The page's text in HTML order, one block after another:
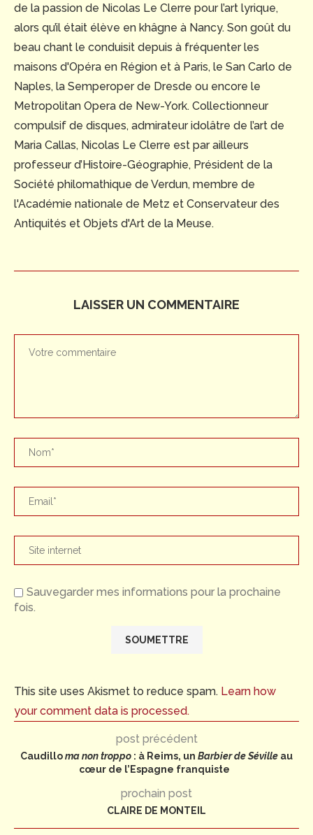
de la passion de Nicolas Le Clerre pour l’art lyrique,
alors qu’il était élève en khâgne à Nancy. Son goût du
beau chant le conduisit depuis à fréquenter les
maisons d'Opéra en Région et à Paris, le San Carlo de
Naples, la Semperoper de Dresde ou encore le
Metropolitan Opera de New-York. Collectionneur
compulsif de disques, admirateur idolâtre de l’art de
Maria Callas, Nicolas Le Clerre est par ailleurs
professeur d’Histoire-Géographie, Président de la
Société philomathique de Verdun, membre de
l'Académie nationale de Metz et Conservateur des
Antiquités et Objets d'Art de la Meuse.
LAISSER UN COMMENTAIRE
Sauvegarder mes informations pour la prochaine
fois.
This site uses Akismet to reduce spam. Learn how
your comment data is processed.
post précédent
Caudilloma non troppo : à Reims, un Barbier de Séville au
cœur de l’Espagne franquiste
prochain post
CLAIRE DE MONTEIL